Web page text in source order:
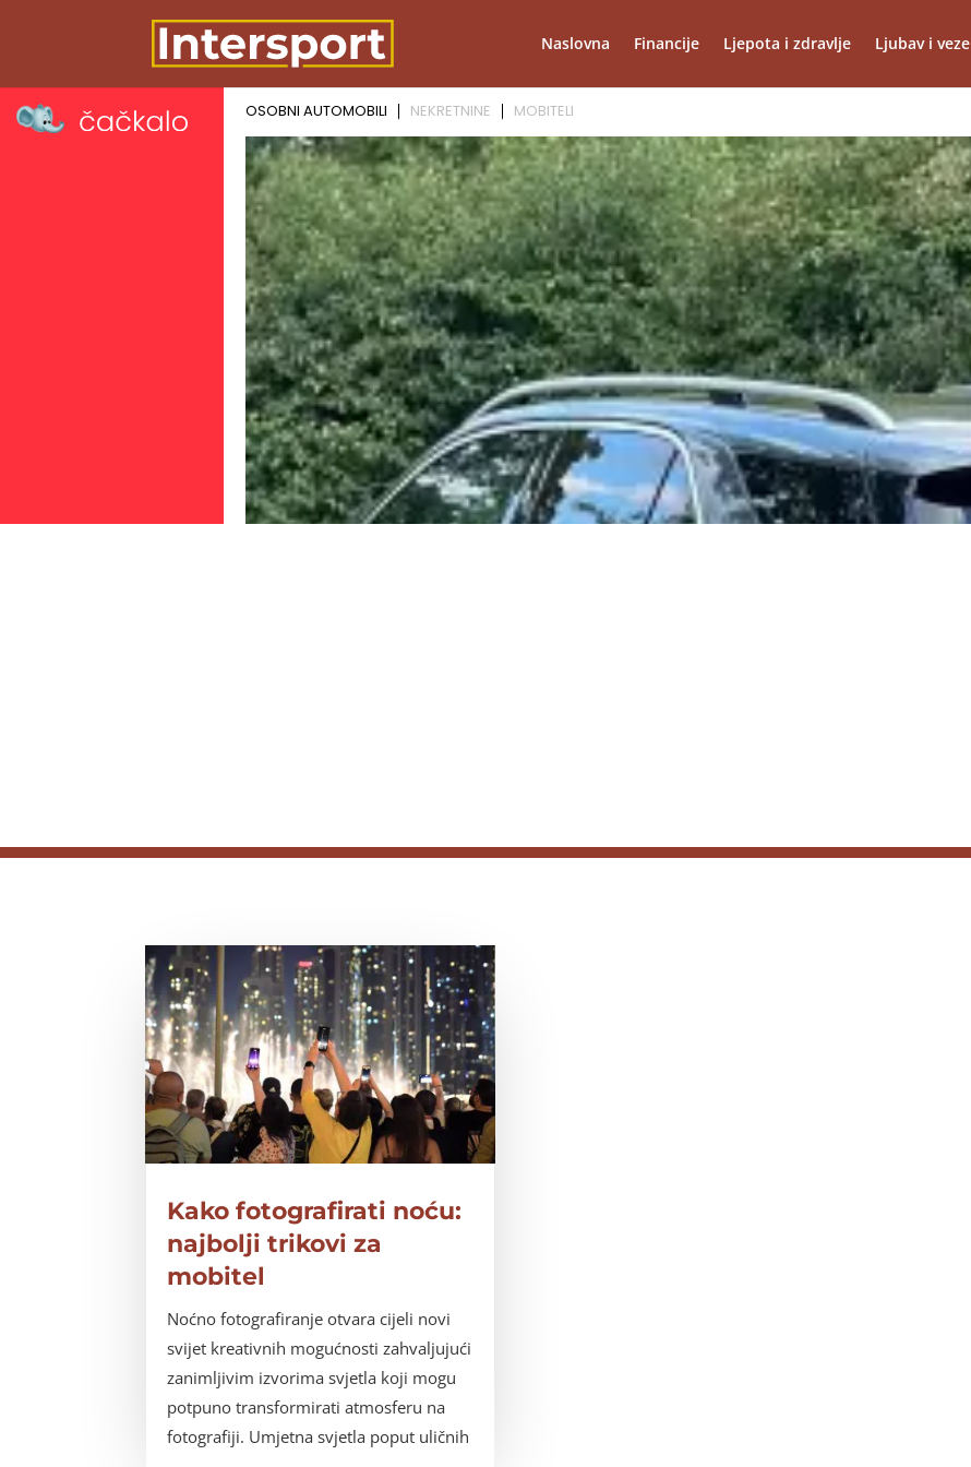
Naslovna Financije Ljepota i zdravlje Ljubav i veze
Kako fotografirati noću:
najbolji trikovi za
mobitel
Noćno fotografiranje otvara cijeli novi
svijet kreativnih mogućnosti zahvaljujući
zanimljivim izvorima svjetla koji mogu
potpuno transformirati atmosferu na
fotografiji. Umjetna svjetla poput uličnih